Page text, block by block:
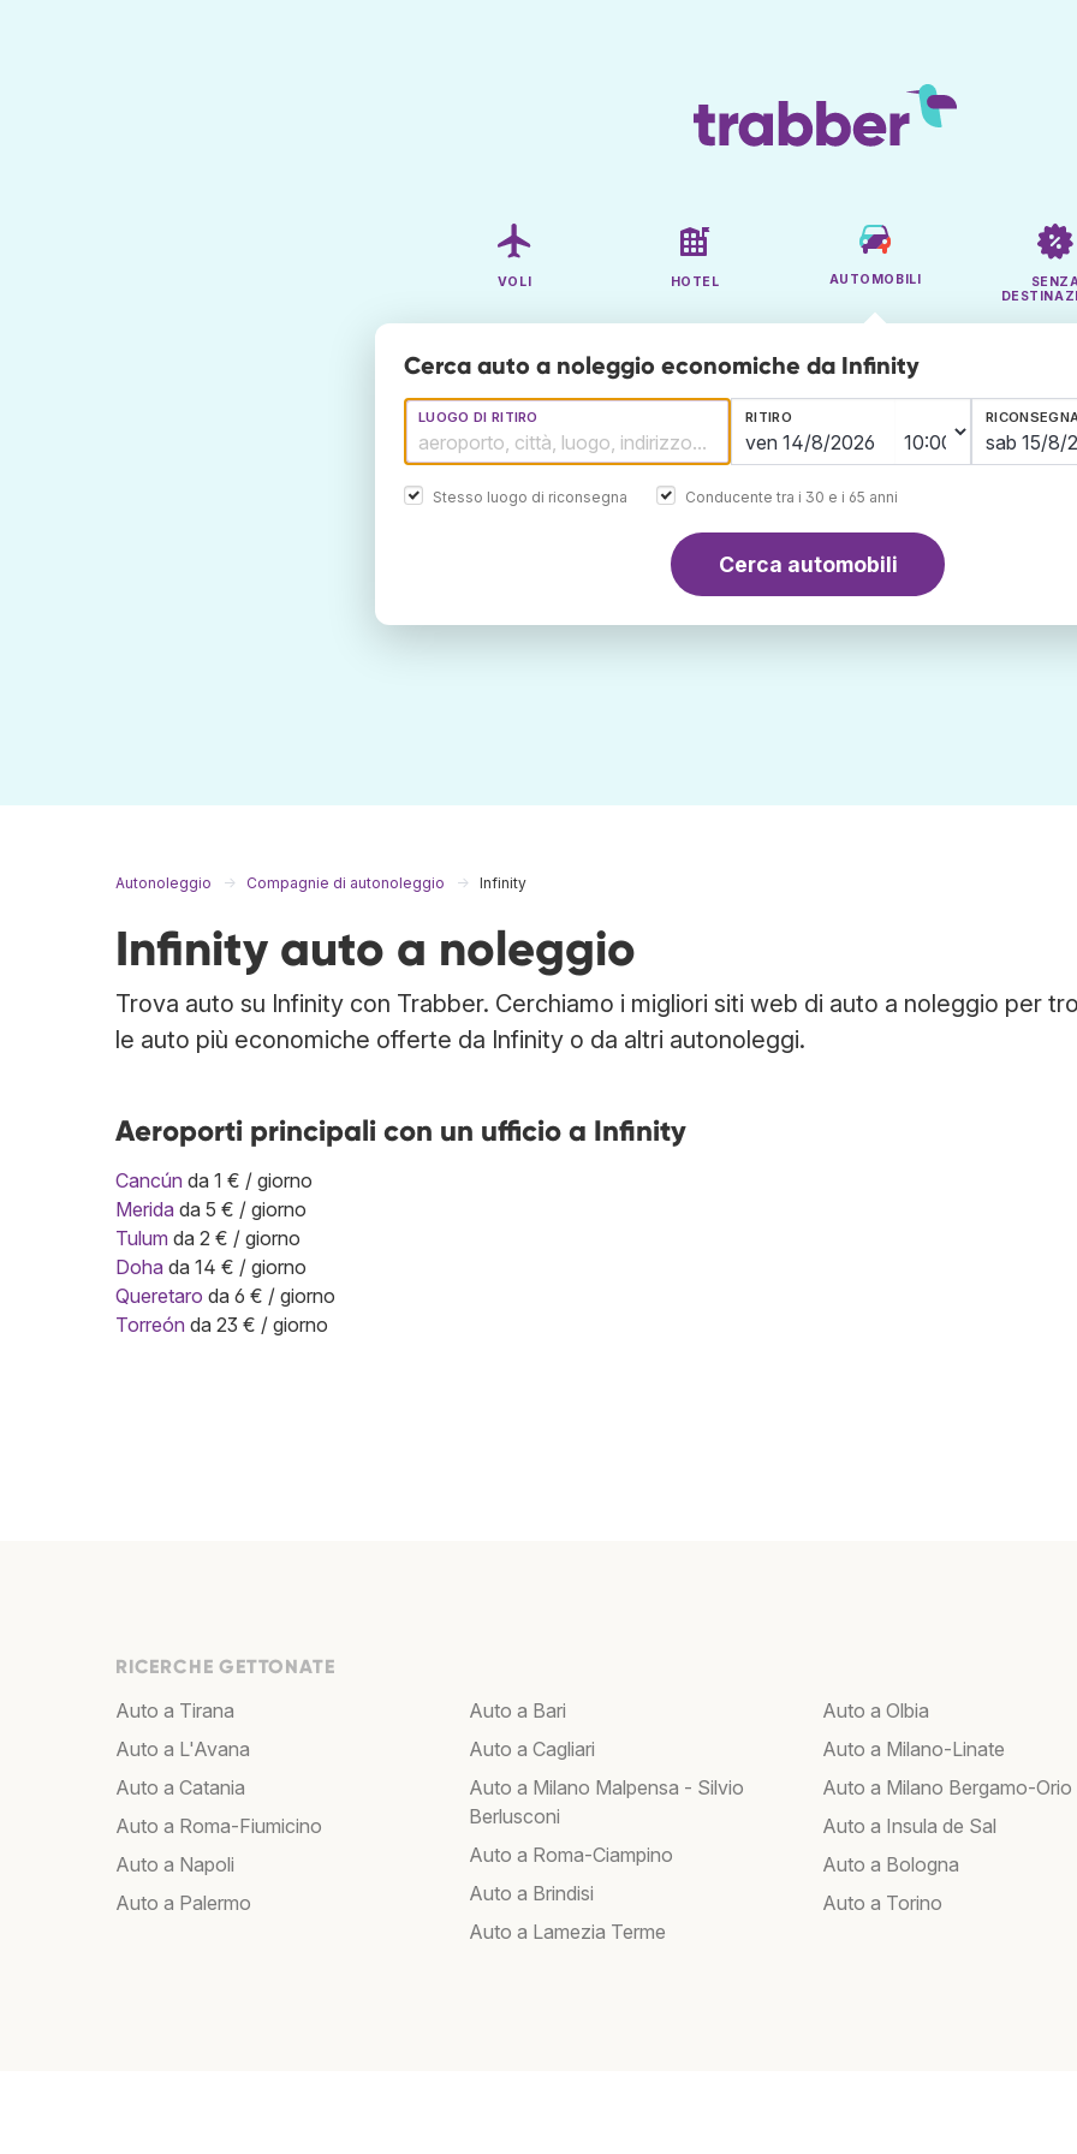
VOLI HOTEL AUTOMOBILI
Cerca auto a noleggio economiche da Infinity
LUOGO DI RITIRO RITIRO
Stesso luogo di riconsegna Conducente tra i 30 e i 65 anni
Cerca automobili
Autonoleggio Compagnie di autonoleggio Infinity
Infinity auto a noleggio
Trova auto su Infinity con Trabber. Cerchiamo i migliori siti web di auto a noleggio per
le auto più economiche offerte da Infinity o da altri autonoleggi.
Aeroporti principali con un ufficio a Infinity
Cancún da 1 € / giorno
Merida da 5 € / giorno
Tulum da 2 € / giorno
Doha da 14 € / giorno
Queretaro da 6 € / giorno
Torreón da 23 € / giorno
RICERCHE GETTONATE
Auto a Tirana
Auto a L'Avana
Auto a Catania
Auto a Roma-Fiumicino
Auto a Napoli
Auto a Palermo
Auto a Bari
Auto a Cagliari
Auto a Milano Malpensa - Silvio
Berlusconi
Auto a Roma-Ciampino
Auto a Brindisi
Auto a Lamezia Terme
Auto a Olbia
Auto a Milano-Linate
Auto a Milano Bergamo-Orio
Auto a Insula de Sal
Auto a Bologna
Auto a Torino